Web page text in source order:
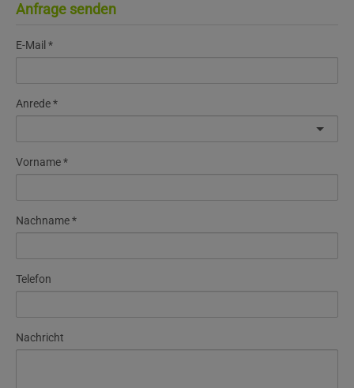
Anfrage senden
E-Mail
Anrede
Vorname
Nachname
Telefon
Nachricht